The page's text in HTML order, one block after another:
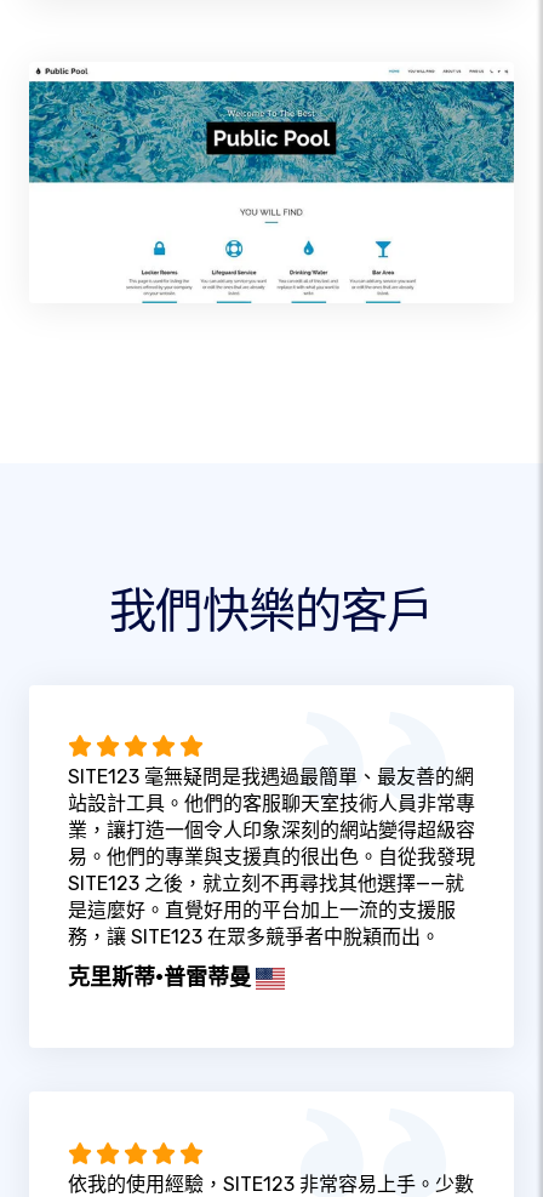
我們快樂的客戶
SITE123 毫無疑問是我遇過最簡單、最友善的網
站設計工具。他們的客服聊天室技術人員非常專
業，讓打造一個令人印象深刻的網站變得超級容
易。他們的專業與支援真的很出色。自從我發現
SITE123 之後，就立刻不再尋找其他選擇——就
是這麼好。直覺好用的平台加上一流的支援服
務，讓 SITE123 在眾多競爭者中脫穎而出。
克里斯蒂·普雷蒂曼
依我的使用經驗，SITE123 非常容易上手。少數